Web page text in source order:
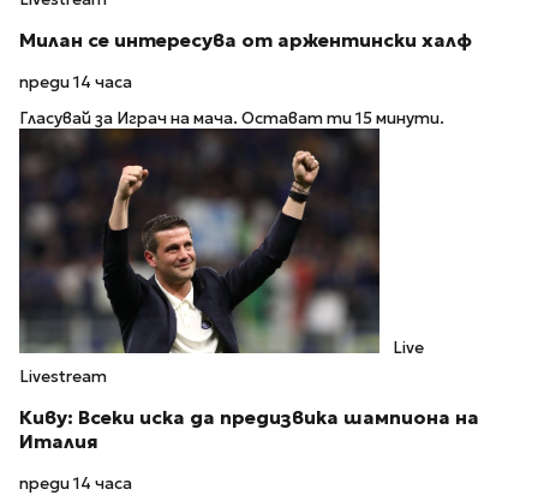
Милан се интересува от аржентински халф
преди 14 часа
Гласувай за Играч на мача. Остават ти 15 минути.
Live
Livestream
Киву: Всеки иска да предизвика шампиона на
Италия
преди 14 часа